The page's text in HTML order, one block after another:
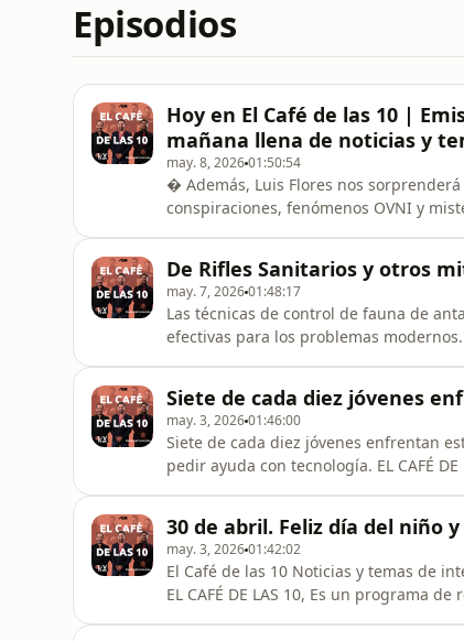
Episodios
Hoy en El Café de las 10 |
mañana llena de noticias y
may. 8, 202601:50:54
� Además, Luis Flores nos
conspiraciones, fenómenos OVNI y
social y económico del alcohol en
De Rifles Sanitarios y otros
may. 7, 202601:48:17
Las técnicas de control de fauna de
efectivas para los problemas
Siete de cada diez jóvenes
may. 3, 202601:46:00
Siete de cada diez jóvenes enfrentan
pedir ayuda con tecnología. EL CAFÉ
por: ADR NET
30 de abril. Feliz día del niño
may. 3, 202601:42:02
El Café de las 10 Noticias y temas de
EL CAFÉ DE LAS 10, Es un programa